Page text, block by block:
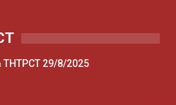
29/8/2025